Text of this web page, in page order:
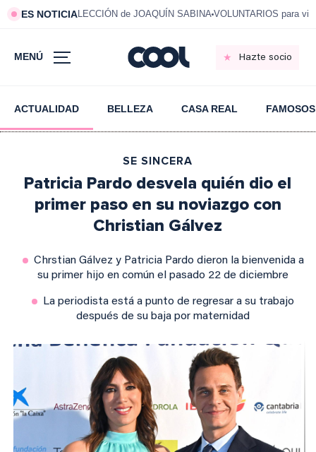
ES NOTICIALECCIÓN de JOAQUÍN SABINA VOLUNTARIOS para
MENÚ Hazte socio
ACTUALIDAD BELLEZA CASA REAL FAMOSOS
SE SINCERA
Patricia Pardo desvela quién dio el
primer paso en su noviazgo con
Christian Gálvez
Chrstian Gálvez y Patricia Pardo dieron la bienvenida a
su primer hijo en común el pasado 22 de diciembre
La periodista está a punto de regresar a su trabajo
después de su baja por maternidad